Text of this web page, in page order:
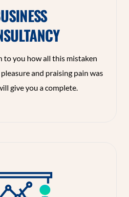
to you how all this mistaken
and praising pain was
give you a complete.